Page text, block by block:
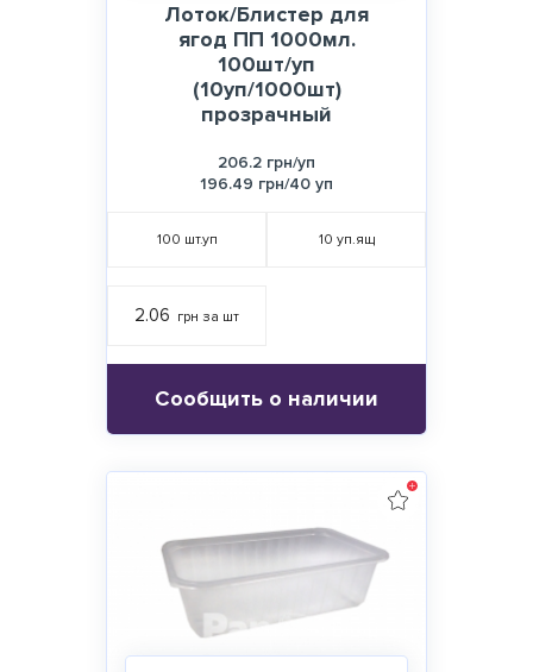
Лоток/Блистер для
ягод ПП 1000мл.
100шт/уп
(10уп/1000шт)
прозрачный
206.2 грн/уп
196.49 грн/40 уп
100 шт.уп 10 уп.ящ
2.06 грн за шт
Сообщить о наличии